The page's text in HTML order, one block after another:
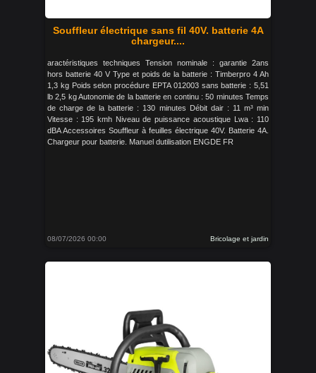
Souffleur électrique sans fil 40V. batterie 4A
chargeur....
aractéristiques techniques Tension nominale : garantie 2ans
hors batterie 40 V Type et poids de la batterie : Timberpro 4 Ah
1,3 kg Poids selon procédure EPTA 012003 sans batterie : 5,51
lb 2,5 kg Autonomie de la batterie en continu : 50 minutes Temps
de charge de la batterie : 130 minutes Débit dair : 11 m³ min
Vitesse : 195 kmh Niveau de puissance acoustique Lwa : 110
dBA Accessoires Souffleur à feuilles électrique 40V. Batterie 4A.
Chargeur pour batterie. Manuel dutilisation ENGDE FR
08/07/2026 00:00 Bricolage et jardin